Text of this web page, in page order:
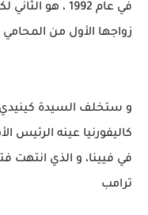
في عام 1992 ،
زواجها الأول من المحامي
و ستخلف السيدة كينيدي
كاليفورنيا عينه الرئيس
ترامب